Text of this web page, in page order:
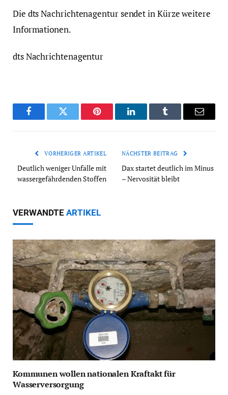
Die dts Nachrichtenagentur sendet in Kürze weitere
Informationen.
dts Nachrichtenagentur
FacebookTwitter Pinterest LinkedInTumblr Email
VORHERIGER ARTIKEL
Deutlich weniger Unfälle mit
wassergefährdenden Stoffen
NÄCHSTER BEITRAG
Dax startet deutlich im Minus
– Nervosität bleibt
VERWANDTE ARTIKEL
Kommunen wollen nationalen Kraftakt für
Wasserversorgung